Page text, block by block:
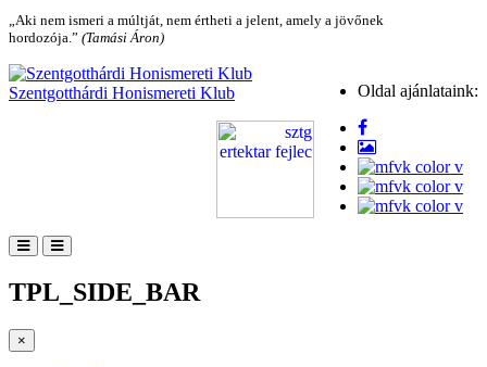
„Aki nem ismeri a múltját, nem értheti a jelent, amely a jövőnek
hordozója.” (Tamási Áron)
Oldal ajánlataink:
Szentgotthárdi Honismereti Klub
TPL_SIDE_BAR
×